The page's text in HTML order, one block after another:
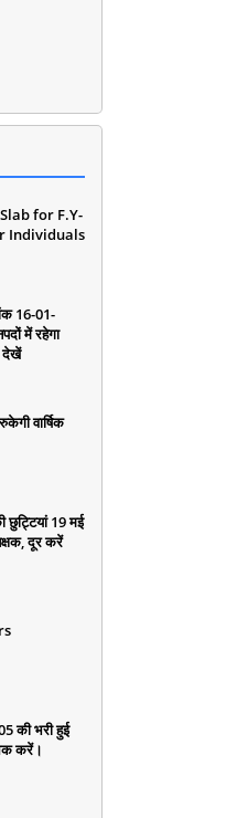
for F.Y-
Individuals
16-01-
में रहेगा
देखें
वार्षिक
19 मई
दूर करें
की भरी हुई
करें।